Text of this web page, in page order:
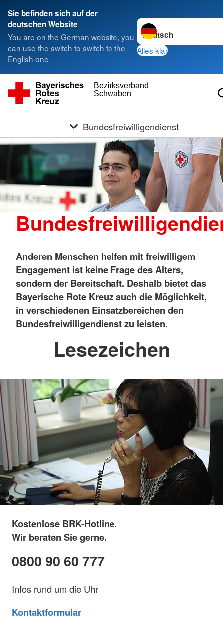
Sie befinden sich auf der
deutschen Website
You are on the German website, you
can use the switch to switch to the
English one
Sprache wechseln zu
Alles klar
Schwaben
Bezirksverband
Bundesfreiwilligendienst
Anderen Menschen helfen mit freiwilligem
Engagement ist keine Frage des Alters,
sondern der Bereitschaft. Deshalb bietet das
Bayerische Rote Kreuz auch die Möglichkeit,
in verschiedenen Einsatzbereichen den
Bundesfreiwilligendienst zu leisten.
Lesezeichen
Kostenlose BRK-Hotline.
Wir beraten Sie gerne.
0800 90 60 777
Infos rund um die Uhr
Kontaktformular